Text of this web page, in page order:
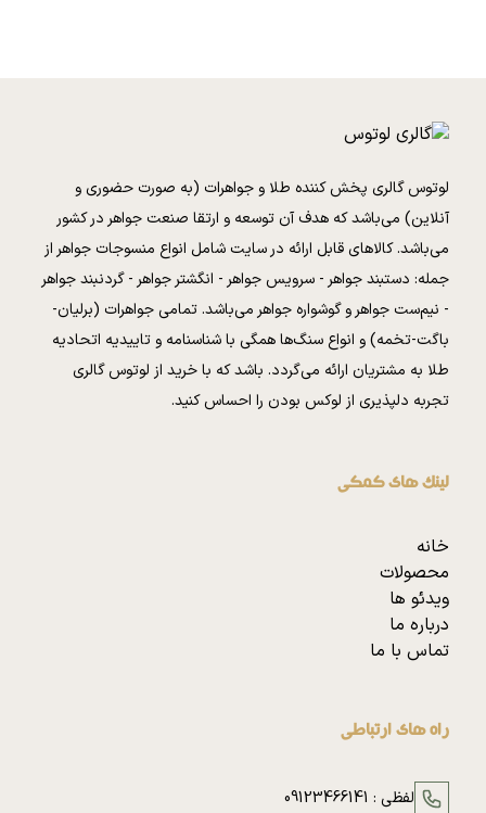
لوتوس گالری پخش کننده طلا و جواهرات (به صورت حضوری و
آنلاین) می‌باشد که هدف آن توسعه و ارتقا صنعت جواهر در کشور
می‌باشد. کالا‌های قابل ارائه در سایت شامل انواع منسوجات جواهر از
جمله: دستبند جواهر - سرویس جواهر - انگشتر جواهر - گردنبند جواهر
- نیم‌ست جواهر و گوشواره جواهر می‌باشد. تمامی جواهرات (برلیان-
باگت-تخمه) و انواع سنگ‌ها همگی با شناسنامه و تاییدیه اتحادیه
طلا به مشتریان ارائه می‌گردد. باشد که با خرید از لوتوس گالری
تجربه دلپذیری از لوکس بودن را احساس کنید.
لینک های کمکی
خانه
محصولات
ویدئو ها
درباره ما
تماس با ما
راه های ارتباطی
لفظی : 09123466141